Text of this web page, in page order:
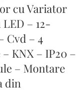
cu Variator
– 12-
Cvd – 4
– KNX – IP20 –
– Montare
din